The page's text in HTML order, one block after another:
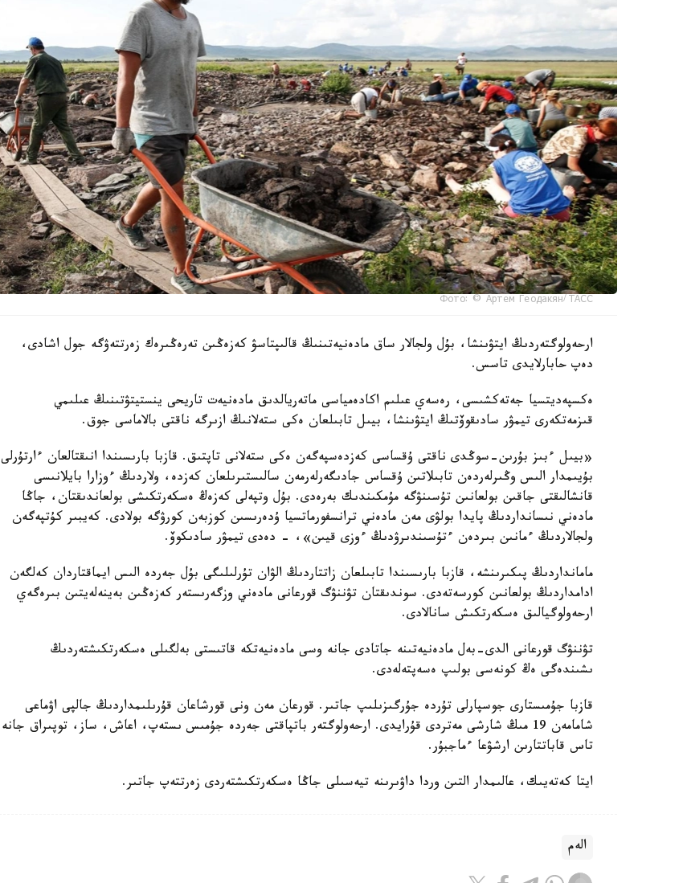
Фото: © Артем Геодакян/ ТАСС
ارحەولوگتەردىڭ ايتۋىنشا، بۇل ولجالار ساق مادەنيەتىنىڭ قالىپتاسۋ كەزەڭىن تەرەڭىرەك زەرتتەۋگە جول اشادى،
دەپ حابارلايدى تاسس.
ەكسپەديتسيا جەتەكشىسى، رەسەي عىلىم اكادەمياسى ماتەريالدىق مادەنيەت تاريحى ينستيتۋتىنىڭ عىلىمي
قىزمەتكەرى تيمۋر سادىقوۆتىڭ ايتۋىنشا، بيىل تابىلعان ەكى ستەلانىڭ ازىرگە ناقتى بالاماسى جوق.
«بيىل ءبىز بۇرىن-سوڭدى ناقتى ۇقساسى كەزدەسپەگەن ەكى ستەلانى تاپتىق. قازبا بارىسىندا انىقتالعان ءارتۇرلى
بۇيىمدار الىس وڭىرلەردەن تابىلاتىن ۇقساس جادىگەرلەرمەن سالىستىرىلعان كەزدە، ولاردىڭ ءوزارا بايلانىسى
قانشالىقتى جاقىن بولعانىن تۇسىنۋگە مۇمكىندىك بەرەدى. بۇل وتپەلى كەزەڭ ەسكەرتكىشى بولعاندىقتان، جاڭا
مادەني نىسانداردىڭ پايدا بولۋى مەن مادەني ترانسفورماتسيا ۇدەرىسىن كوزبەن كورۋگە بولادى. كەيبىر كۇتپەگەن
ولجالاردىڭ ءمانىن بىردەن ءتۇسىندىرۋدىڭ ءوزى قيىن»، - دەدى تيمۋر سادىكوۆ.
مامانداردىڭ پىكىرىنشە، قازبا بارىسىندا تابىلعان زاتتاردىڭ الۋان تۇرلىلىگى بۇل جەردە الىس ايماقتاردان كەلگەن
ادامداردىڭ بولعانىن كورسەتەدى. سوندىقتان تۋننۋگ قورعانى مادەني وزگەرىستەر كەزەڭىن بەينەلەيتىن بىرەگەي
ارحەولوگيالىق ەسكەرتكىش سانالادى.
تۋننۋگ قورعانى الدى-بەل مادەنيەتىنە جاتادى جانە وسى مادەنيەتكە قاتىستى بەلگىلى ەسكەرتكىشتەردىڭ
ىشىندەگى ەڭ كونەسى بولىپ ەسەپتەلەدى.
قازبا جۇمىستارى جوسپارلى تۇردە جۇرگىزىلىپ جاتىر. قورعان مەن ونى قورشاعان قۇرىلىمداردىڭ جالپى اۋماعى
شامامەن 19 مىڭ شارشى مەتردى قۇرايدى. ارحەولوگتەر باتپاقتى جەردە جۇمىس ىستەپ، اعاش، ساز، توپىراق جانە
تاس قاباتتارىن ارشۋعا ءماجبۇر.
ايتا كەتەيىك، عالىمدار التىن وردا داۋىرىنە تيەسىلى جاڭا ەسكەرتكىشتەردى زەرتتەپ جاتىر.
الەم